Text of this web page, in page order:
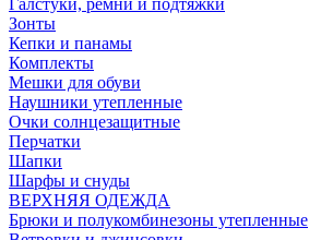
Галстуки, ремни и подтяжки
Зонты
Кепки и панамы
Комплекты
Мешки для обуви
Наушники утепленные
Очки солнцезащитные
Перчатки
Шапки
Шарфы и снуды
ВЕРХНЯЯ ОДЕЖДА
Брюки и полукомбинезоны утепленные